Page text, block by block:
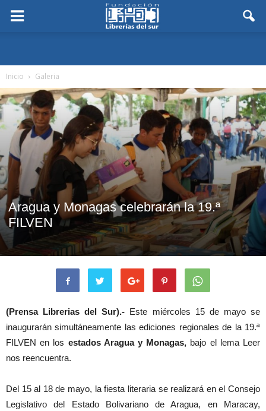
Inicio Galeria
Aragua y Monagas celebrarán la 19.ª
FILVEN
(Prensa Librerias del Sur).- Este miércoles 15 de mayo se
inaugurarán simultáneamente las ediciones regionales de la 19.ª
FILVEN en los estados Aragua y Monagas, bajo el lema Leer
nos reencuentra.
Del 15 al 18 de mayo, la fiesta literaria se realizará en el Consejo
Legislativo del Estado Bolivariano de Aragua, en Maracay,